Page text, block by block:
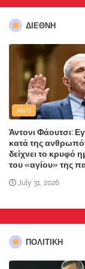
ΔΙΕΘΝΗ
ANTI
Άντονι Φάουτσι:
κατά της
δείχνει το κρυφό
του «αγίου» της
July 31, 2026
ΠΟΛΙΤΙΚΗ